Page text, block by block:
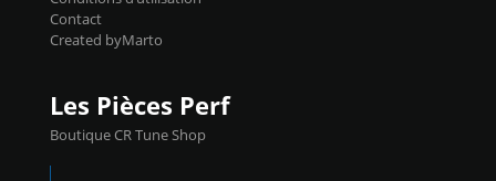
Contact
Created byMarto
Les Pièces Perf
Boutique CR Tune Shop